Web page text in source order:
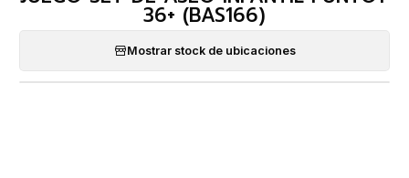
36+ (BAS166)
Mostrar stock de ubicaciones